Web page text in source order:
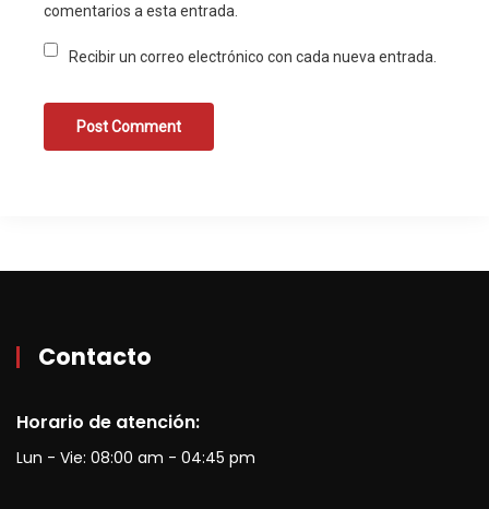
comentarios a esta entrada.
Recibir un correo electrónico con cada nueva entrada.
Contacto
Horario de atención:
Lun - Vie: 08:00 am - 04:45 pm